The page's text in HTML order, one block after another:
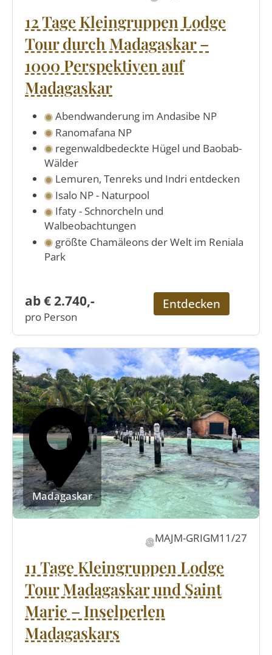
12 Tage Kleingruppen Lodge
Tour durch Madagaskar –
1000 Perspektiven auf
Madagaskar
Abendwanderung im Andasibe NP
Ranomafana NP
regenwaldbedeckte Hügel und Baobab-
Wälder
Lemuren, Tenreks und Indri entdecken
Isalo NP - Naturpool
Ifaty - Schnorcheln und
Walbeobachtungen
größte Chamäleons der Welt im Reniala
Park
ab € 2.740,-
pro Person
Entdecken
Madagaskar
MAJM-GRIGM11/27
11 Tage Kleingruppen Lodge
Tour Madagaskar und Saint
Marie – Inselperlen
Madagaskars